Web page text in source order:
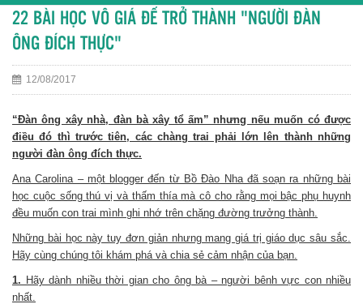
22 BÀI HỌC VÔ GIÁ ĐỂ TRỞ THÀNH "NGƯỜI ĐÀN
ÔNG ĐÍCH THỰC"
12/08/2017
“Đàn ông xây nhà, đàn bà xây tổ ấm” nhưng nếu muốn có được
điều đó thì trước tiên, các chàng trai phải lớn lên thành những
người đàn ông đích thực.
Ana Carolina – một blogger đến từ Bồ Đào Nha đã soạn ra những bài
học cuộc sống thú vị và thấm thía mà cô cho rằng mọi bậc phụ huynh
đều muốn con trai mình ghi nhớ trên chặng đường trưởng thành.
Những bài học này tuy đơn giản nhưng mang giá trị giáo dục sâu sắc.
Hãy cùng chúng tôi khám phá và chia sẻ cảm nhận của bạn.
1. Hãy dành nhiều thời gian cho ông bà – người bênh vực con nhiều
nhất.